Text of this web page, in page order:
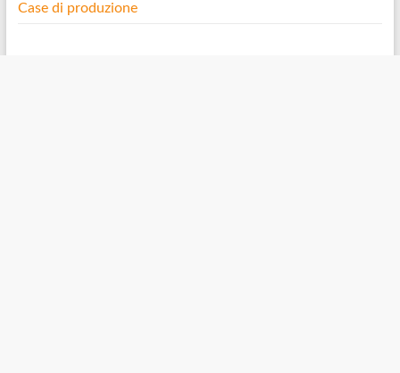
Case di produzione